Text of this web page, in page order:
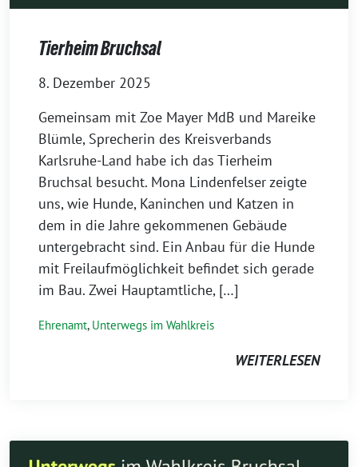
Tierheim Bruchsal
8. Dezember 2025
Gemeinsam mit Zoe Mayer MdB und Mareike
Blümle, Sprecherin des Kreisverbands
Karlsruhe-Land habe ich das Tierheim
Bruchsal besucht. Mona Lindenfelser zeigte
uns, wie Hunde, Kaninchen und Katzen in
dem in die Jahre gekommenen Gebäude
untergebracht sind. Ein Anbau für die Hunde
mit Freilaufmöglichkeit befindet sich gerade
im Bau. Zwei Hauptamtliche, […]
Ehrenamt, Unterwegs im Wahlkreis
WEITERLESEN